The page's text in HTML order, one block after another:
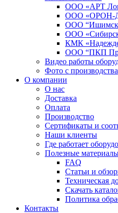
ООО «АРТ
ООО «ОРОН-
ООО
ООО
КМК
ООО “ПКП
Видео работы
Фото с производства
О компании
О нас
Доставка
Оплата
Производство
Сертификаты и
Наши клиенты
Где работает
Полезные
FAQ
Статьи и
Техническая
Скачать
Политика
Контакты